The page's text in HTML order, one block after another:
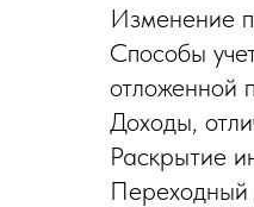
Изменение
Способы
отложенной
Доходы,
Раскрытие
Переходный